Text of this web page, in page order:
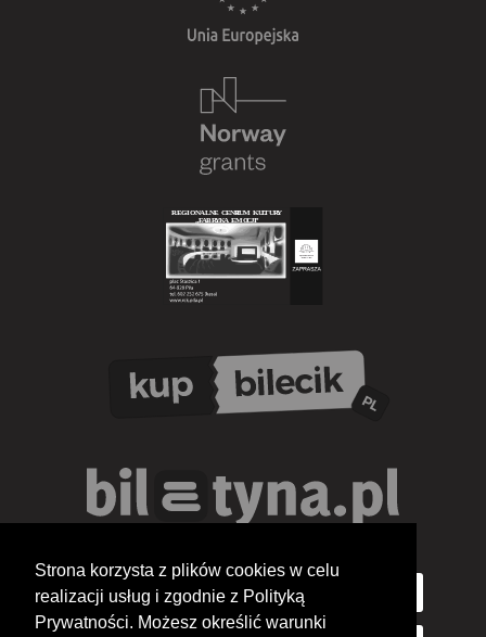
Strona korzysta z plików cookies w celu
realizacji usług i zgodnie z Polityką
Prywatności. Możesz określić warunki